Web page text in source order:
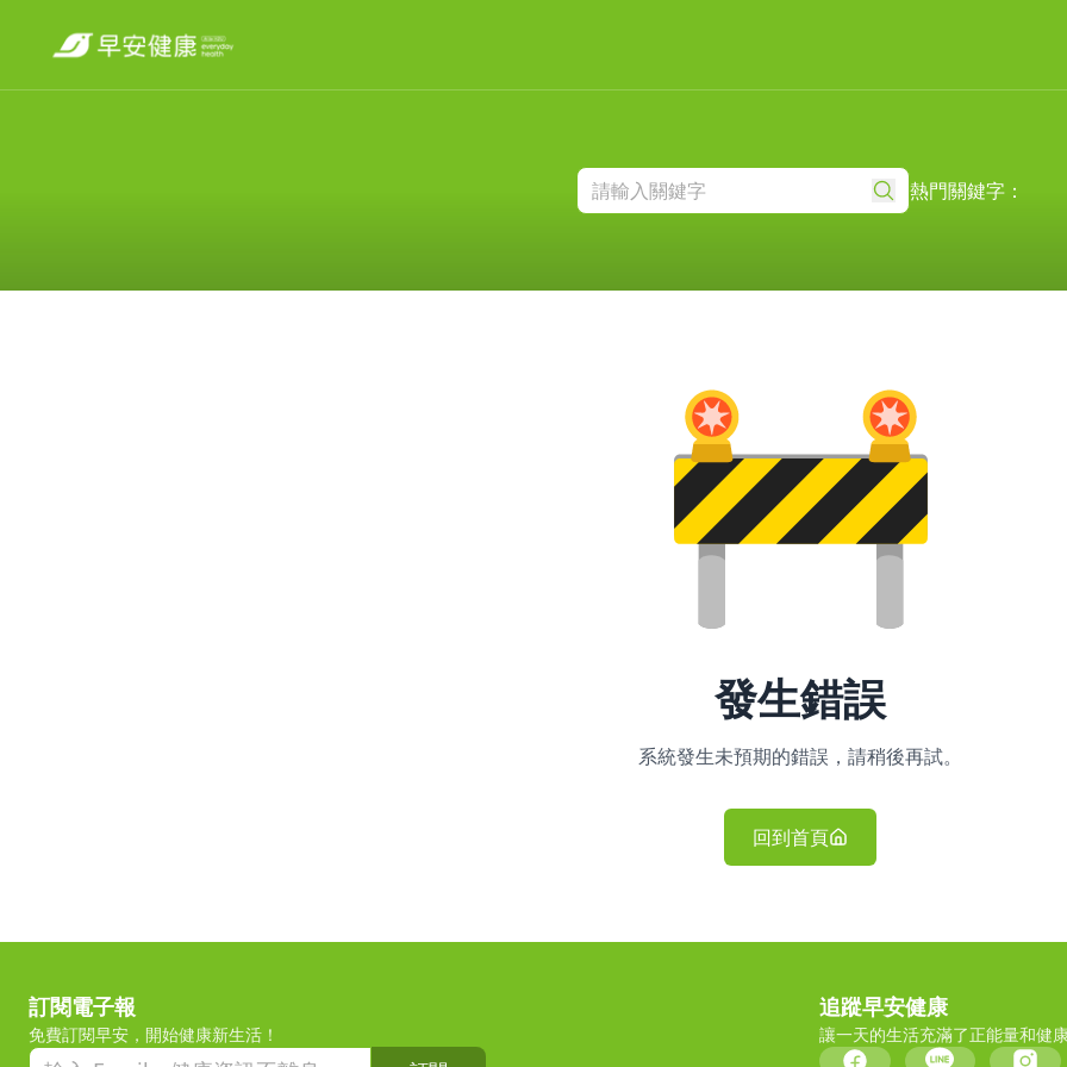
熱門關鍵字：
發生錯誤
系統發生未預期的錯誤，請稍後再試。
回到首頁
訂閱電子報
免費訂閱早安，開始健康新生活！
追蹤早安健康
讓一天的生活充滿了正能量和健